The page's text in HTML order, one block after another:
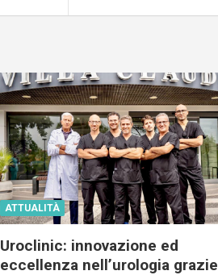
ATTUALITÀ
Uroclinic: innovazione ed
eccellenza nell’urologia grazie